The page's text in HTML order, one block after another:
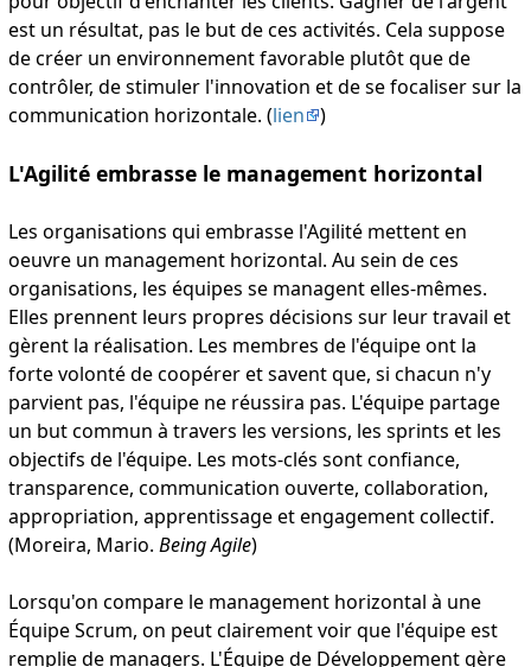
est un résultat, pas le but de ces activités. Cela suppose
de créer un environnement favorable plutôt que de
contrôler, de stimuler l'innovation et de se focaliser sur la
communication horizontale. (lien )
L'Agilité embrasse le management horizontal
Les organisations qui embrasse l'Agilité mettent en
oeuvre un management horizontal. Au sein de ces
organisations, les équipes se managent elles-mêmes.
Elles prennent leurs propres décisions sur leur travail et
gèrent la réalisation. Les membres de l'équipe ont la
forte volonté de coopérer et savent que, si chacun n'y
parvient pas, l'équipe ne réussira pas. L'équipe partage
un but commun à travers les versions, les sprints et les
objectifs de l'équipe. Les mots-clés sont confiance,
transparence, communication ouverte, collaboration,
appropriation, apprentissage et engagement collectif.
(Moreira, Mario. Being Agile)
Lorsqu'on compare le management horizontal à une
Équipe Scrum, on peut clairement voir que l'équipe est
remplie de managers. L'Équipe de Développement gère